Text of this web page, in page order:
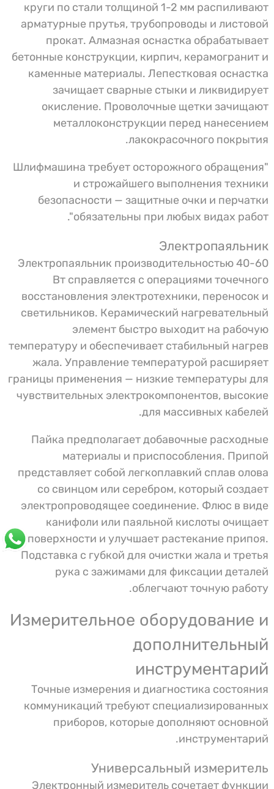
круги по стали толщиной 1-2 мм распиливают
арматурные прутья, трубопроводы и листовой
прокат. Алмазная оснастка обрабатывает
бетонные конструкции, кирпич, керамогранит и
каменные материалы. Лепестковая оснастка
зачищает сварные стыки и ликвидирует
окисление. Проволочные щетки зачищают
металлоконструкции перед нанесением
лакокрасочного покрытия.
"Шлифмашина требует осторожного обращения
и строжайшего выполнения техники
безопасности — защитные очки и перчатки
обязательны при любых видах работ".
Электропаяльник
Электропаяльник производительностью 40-60
Вт справляется с операциями точечного
восстановления электротехники, переносок и
светильников. Керамический нагревательный
элемент быстро выходит на рабочую
температуру и обеспечивает стабильный нагрев
жала. Управление температурой расширяет
границы применения — низкие температуры для
чувствительных электрокомпонентов, высокие
для массивных кабелей.
Пайка предполагает добавочные расходные
материалы и приспособления. Припой
представляет собой легкоплавкий сплав олова
со свинцом или серебром, который создает
электропроводящее соединение. Флюс в виде
канифоли или паяльной кислоты очищает
поверхности и улучшает растекание припоя.
Подставка с губкой для очистки жала и третья
рука с зажимами для фиксации деталей
облегчают точную работу.
Измерительное оборудование и
дополнительный
инструментарий
Точные измерения и диагностика состояния
коммуникаций требуют специализированных
приборов, которые дополняют основной
инструментарий.
Универсальный измеритель
Электронный измеритель сочетает функции